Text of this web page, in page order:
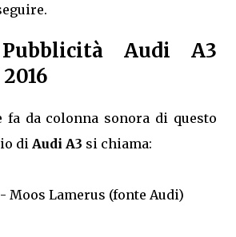
Pubblicità Audi A3
fa da colonna sonora di questo
di Audi A3 si chiama:
Moos Lamerus (fonte Audi)